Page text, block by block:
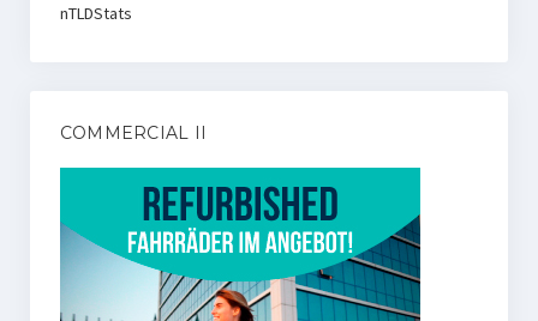
nTLDStats
COMMERCIAL II